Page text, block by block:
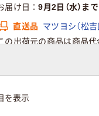
届け日
9月2日（水）まで
直送品
マツヨシ（松吉
の出荷元の商品は商品代
を表示